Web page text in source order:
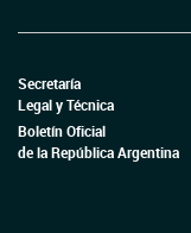
Secretaría
Legal y Técnica
Boletín Oficial
de la República Argentina